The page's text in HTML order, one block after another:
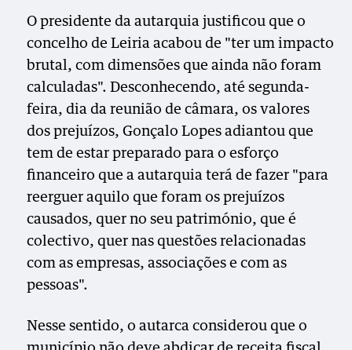
O presidente da autarquia justificou que o
concelho de Leiria acabou de "ter um impacto
brutal, com dimensões que ainda não foram
calculadas". Desconhecendo, até segunda-
feira, dia da reunião de câmara, os valores
dos prejuízos, Gonçalo Lopes adiantou que
tem de estar preparado para o esforço
financeiro que a autarquia terá de fazer "para
reerguer aquilo que foram os prejuízos
causados, quer no seu património, que é
colectivo, quer nas questões relacionadas
com as empresas, associações e com as
pessoas".
Nesse sentido, o autarca considerou que o